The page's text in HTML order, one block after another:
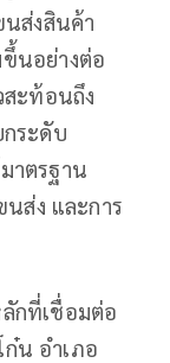
นส่งสินค้า
นอย่างต่อ
สะท้อนถึง
ระดับ
าตรฐาน
นส่ง และการ
กที่เชื่อมต่อ
น อำเภอ